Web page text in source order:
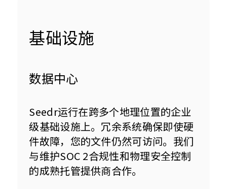
基础设施
数据中心
Seedr运行在跨多个地理位置的企业
级基础设施上。冗余系统确保即使硬
件故障，您的文件仍然可访问。我们
与维护SOC 2合规性和物理安全控制
的成熟托管提供商合作。